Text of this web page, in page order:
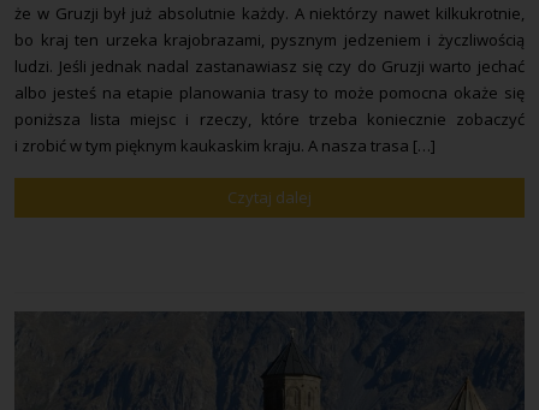
Mapa
Kontakt
że w Gruzji był już absolutnie każdy. A niektórzy nawet kilkukrotnie,
bo kraj ten urzeka krajobrazami, pysznym jedzeniem i życzliwością
ludzi. Jeśli jednak nadal zastanawiasz się czy do Gruzji warto jechać
albo jesteś na etapie planowania trasy to może pomocna okaże się
poniższa lista miejsc i rzeczy, które trzeba koniecznie zobaczyć
i zrobić w tym pięknym kaukaskim kraju. A nasza trasa […]
Czytaj dalej